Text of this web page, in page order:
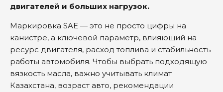
двигателей и больших нагрузок.
Маркировка SAE — это не просто цифры на
канистре, а ключевой параметр, влияющий на
ресурс двигателя, расход топлива и стабильность
работы автомобиля. Чтобы выбрать подходящую
вязкость масла, важно учитывать климат
Казахстана, возраст авто, рекомендации